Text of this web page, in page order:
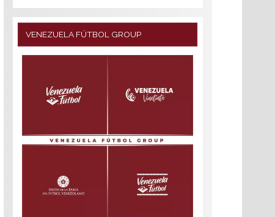
VENEZUELA FÚTBOL GROUP